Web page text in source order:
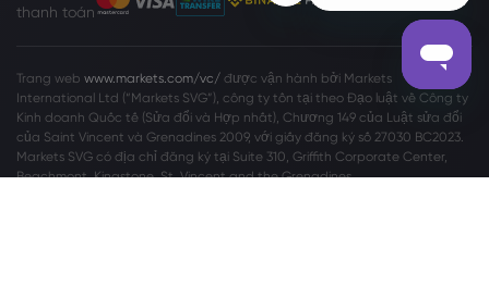
thanh toán
Trang web www.markets.com/vc/ được vận hành bởi Markets
International Ltd (“Markets SVG”), công ty tồn tại theo Đạo luật về Công ty
Kinh doanh Quốc tế (Sửa đổi và Hợp nhất), Chương 149 của Luật sửa đổi
của Saint Vincent và Grenadines 2009, với giấy đăng ký số 27030 BC2023.
Markets SVG có địa chỉ đăng ký tại Suite 310, Griffith Corporate Center,
Beachmont, Kingstone, St. Vincent and the Grenadines.